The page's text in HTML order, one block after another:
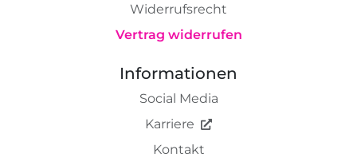
Widerrufsrecht
Vertrag widerrufen
Informationen
Social Media
Karriere
Kontakt